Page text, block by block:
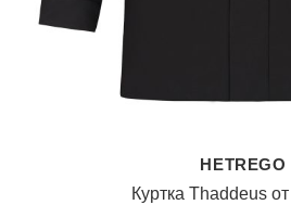
HETREGO
Куртка Thaddeus